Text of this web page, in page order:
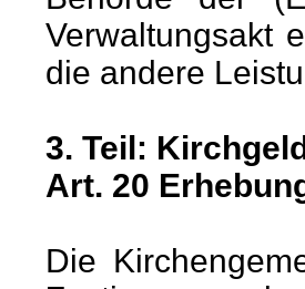
Verwaltungsakt
die andere
3. Teil:
Art. 20
Die